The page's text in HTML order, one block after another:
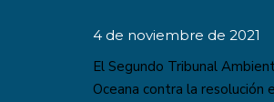
4 de noviembre de 2021
El Segundo Tribunal
Oceana contra la